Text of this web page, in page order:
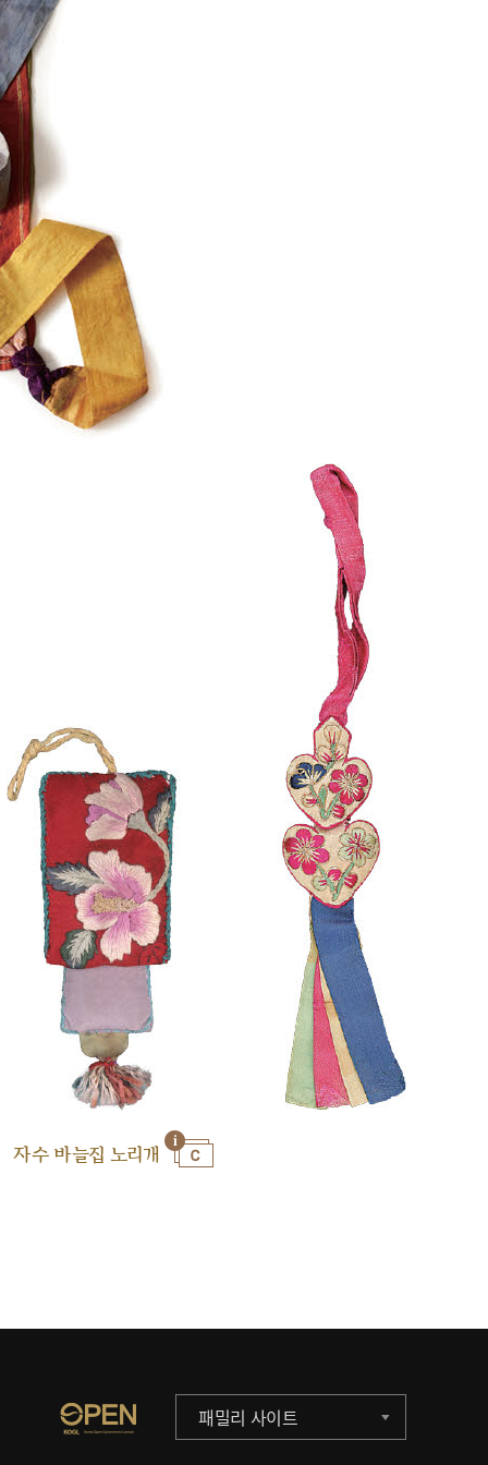
자수 바늘집 노리개
패밀리 사이트